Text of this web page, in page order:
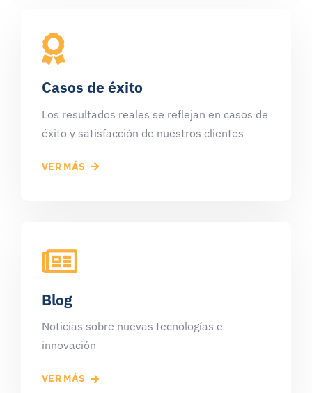
Casos de éxito
Los resultados reales se reflejan en casos de
éxito y satisfacción de nuestros clientes
VER MÁS
Blog
Noticias sobre nuevas tecnologías e
innovación
VER MÁS